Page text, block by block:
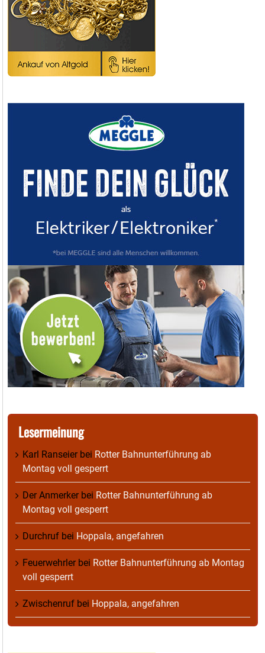
Lesermeinung
Karl Ranseierbei Rotter Bahnunterführung ab
Montag voll gesperrt
Der Anmerkerbei Rotter Bahnunterführung ab
Montag voll gesperrt
Durchruf bei Hoppala, angefahren
Feuerwehrlerbei Rotter Bahnunterführung ab Montag
voll gesperrt
Zwischenruf bei Hoppala, angefahren